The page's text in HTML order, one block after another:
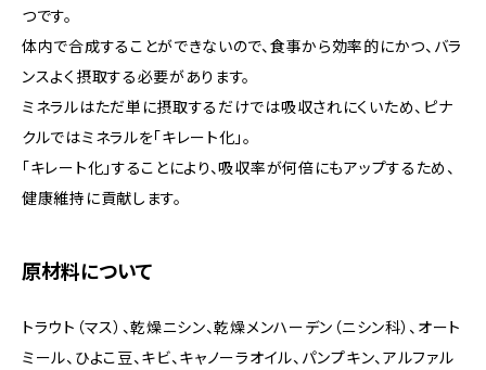
つです。
体内で合成することができないので、食事から効率的にかつ、バラ
ンスよく摂取する必要があります。
ミネラルはただ単に摂取するだけでは吸収されにくいため、ピナ
クルではミネラルを「キレート化」。
「キレート化」することにより、吸収率が何倍にもアップするため、
健康維持に貢献します。
原材料について
トラウト（マス）、乾燥ニシン、乾燥メンハーデン（ニシン科）、オート
ミール、ひよこ豆、キビ、キャノーラオイル、パンプキン、アルファル